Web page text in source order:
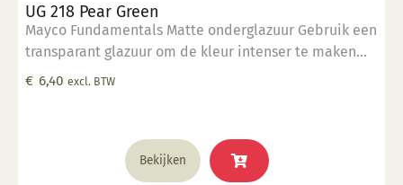
UG 218 Pear Green
Mayco Fundamentals Matte onderglazuur Gebruik een
transparant glazuur om de kleur intenser te maken
Geschikt voor gebruiksgoed mits er een transparant
€ 6,40 excl. BTW
Bekijken